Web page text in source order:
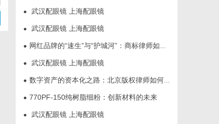
● 武汉配眼镜 上海配眼镜
● 武汉配眼镜 上海配眼镜
● 网红品牌的“速生”与“护城河”：商标律师如何破解流量变现的知产焦虑
● 武汉配眼镜 上海配眼镜
● 数字资产的资本化之路：北京版权律师如何让“IP”变“现金流”
● 770PF-150纯树脂细粉：创新材料的未来
● 武汉配眼镜 上海配眼镜